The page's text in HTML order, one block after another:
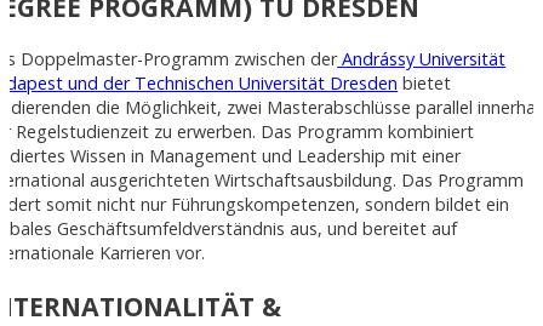
Doppelmaster-Programm zwischen derAndrássy Universität
und der Technischen Universität Dresden bietet
die Möglichkeit, zwei Masterabschlüsse parallel
Regelstudienzeit zu erwerben. Das Programm kombiniert
Wissen in Management und Leadership mit einer
ausgerichteten Wirtschaftsausbildung. Das Programm
somit nicht nur Führungskompetenzen, sondern bildet ein
Geschäftsumfeldverständnis aus, und bereitet auf
Karrieren vor.
&